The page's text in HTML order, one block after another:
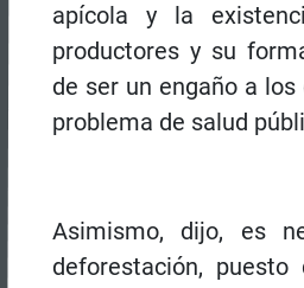
apícola y la
productores y su
de ser un engaño a
problema de salud
Asimismo, dijo, es
deforestación,